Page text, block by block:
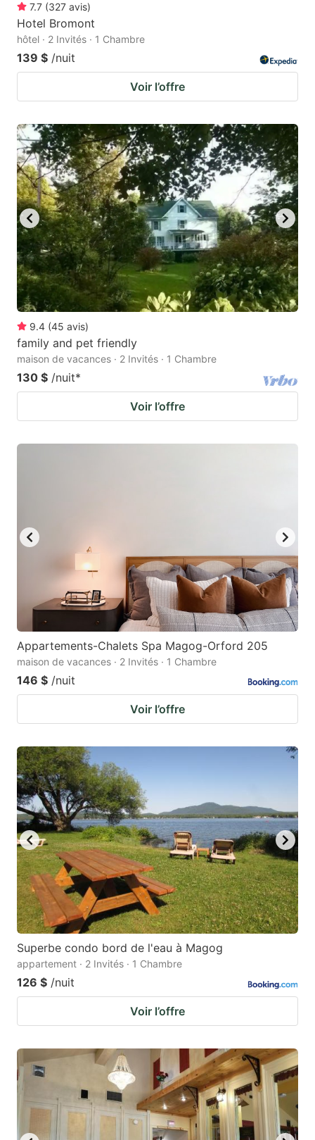
7.7 (327 avis)
Hotel Bromont
hôtel · 2 Invités · 1 Chambre
139 $ /nuit
Voir l’offre
9.4 (45 avis)
family and pet friendly
maison de vacances · 2 Invités · 1 Chambre
130 $ /nuit*
Voir l’offre
Appartements-Chalets Spa Magog-Orford 205
maison de vacances · 2 Invités · 1 Chambre
146 $ /nuit
Voir l’offre
Superbe condo bord de l'eau à Magog
appartement · 2 Invités · 1 Chambre
126 $ /nuit
Voir l’offre